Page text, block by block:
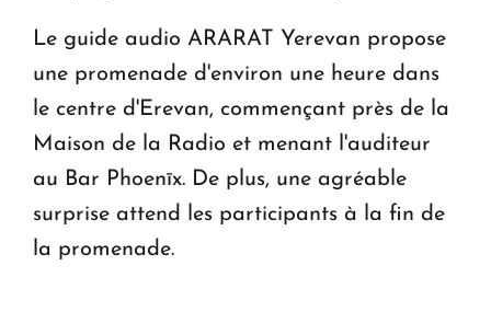
Le guide audio ARARAT Yerevan propose
une promenade d'environ une heure dans
le centre d'Erevan, commençant près de la
Maison de la Radio et menant l'auditeur
au Bar Phoenīx. De plus, une agréable
surprise attend les participants à la fin de
la promenade.